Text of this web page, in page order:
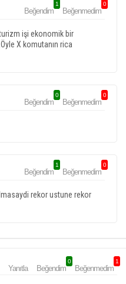
Beğendim
1
Beğenmedim
0
işi ekonomik bir
X komutanın rica
Beğendim
0
Beğenmedim
0
Beğendim
1
Beğenmedim
0
rekor ustune rekor
Yanıtla Beğendim
0
Beğenmedim
1